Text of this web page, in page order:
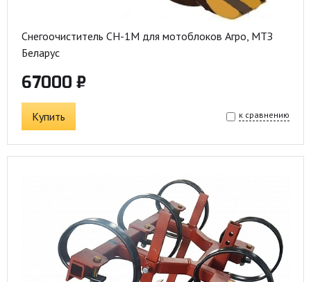
Снегоочиститель СН-1М для мотоблоков Агро, МТЗ
Беларус
67000 ₽
Купить к сравнению